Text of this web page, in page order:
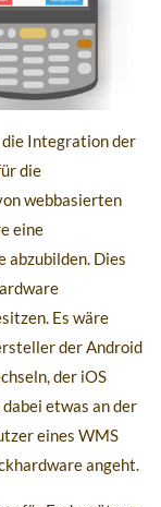
Integration der
die
webbasierten
eine
abzubilden. Dies
Es wäre
der Android
der iOS
etwas an der
eines WMS
angeht.